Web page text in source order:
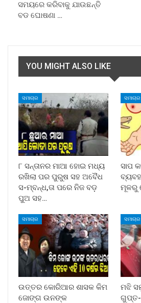
ସମୟରେ କରିବାକୁ ଯାଉଛନ୍ତି
ବଡ ଘୋଷଣା …
YOU MIGHT ALSO LIKE
ସମାଚାର
୮ ସନ୍ତାନର ମାଆ ହୋଇ ମଧ୍ୟ
ରଖିଲା ପର ପୁରୁଷ ସହ ଅବୈଧ
ସ-ମ୍ବନ୍ଧ,ତା ପରେ ନିଜ ବଡ଼
ପୁଅ ସହ…
ସମାଚାର
ସାପ
ମୂଳରୁ
ସମାଚାର
ଉତ୍ତର କୋରିଆର ଶାସକ କିମ
ଜୋଙ୍ଗ ଉନଙ୍କ
ସମାଚାର
ମଝି
ଗୁପ୍ତ-